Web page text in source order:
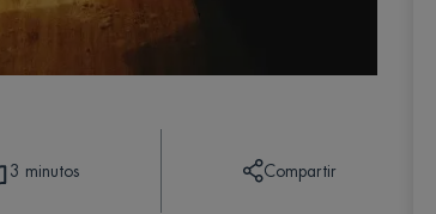
3 minutos Compartir